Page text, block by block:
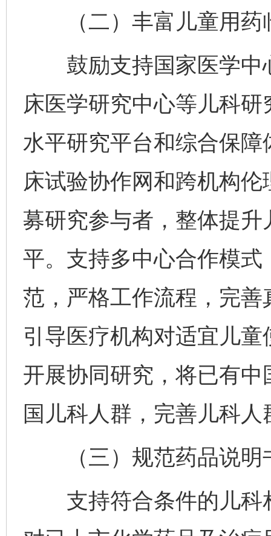
（二）丰富儿童用药
鼓励支持国家医学中
床医学研究中心等儿科
水平研究平台和综合保
床试验协作网和跨机构
募研究参与者，整体提
平。支持多中心合作模
范，严格工作流程，完
引导医疗机构对适宜儿
开展协同研究，将已有
国儿科人群，完善儿科
（三）规范药品说明
支持符合条件的儿科